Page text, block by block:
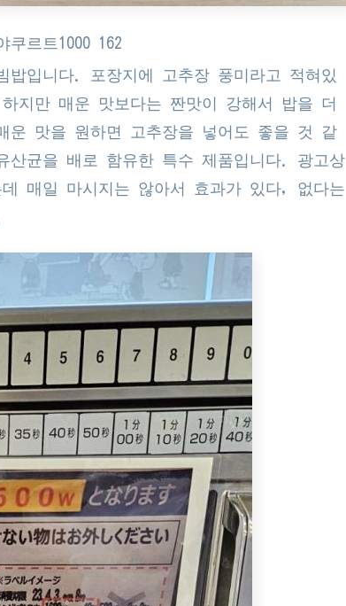
르트1000 162
입니다. 포장지에 고추장 풍미라고 적혀있
지만 매운 맛보다는 짠맛이 강해서 밥을 더
맛을 원하면 고추장을 넣어도 좋을 것 같
산균을 배로 함유한 특수 제품입니다. 광고상
매일 마시지는 않아서 효과가 있다, 없다는